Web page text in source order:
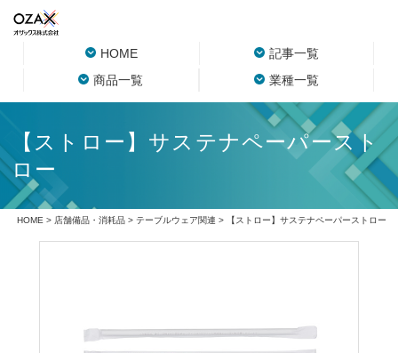
HOME
記事一覧
商品一覧
業種一覧
【ストロー】サステナペーパースト
ロー
HOME > 店舗備品・消耗品> テーブルウェア関連 > 【ストロー】サステナペーパーストロー